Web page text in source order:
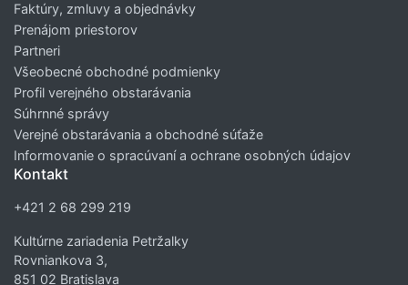
Faktúry, zmluvy a objednávky
Prenájom priestorov
Partneri
Všeobecné obchodné podmienky
Profil verejného obstarávania
Súhrnné správy
Verejné obstarávania a obchodné súťaže
Informovanie o spracúvaní a ochrane osobných údajov
Kontakt
+421 2 68 299 219
Kultúrne zariadenia Petržalky
Rovniankova 3,
851 02 Bratislava